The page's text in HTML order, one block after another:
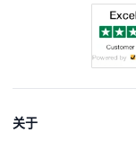
关于